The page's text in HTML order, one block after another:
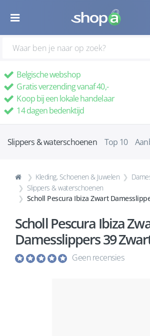
Belgische webshop
Gratis verzending vanaf 40,-
Koop bij een lokale handelaar
14 dagen bedenktijd
Slippers & waterschoenen Top 10
Kleding, Schoenen & Juwelen
Slippers & waterschoenen
Scholl Pescura Ibiza Zwart
Scholl Pescura Ibiza
Damesslippers 39
Geen recensies